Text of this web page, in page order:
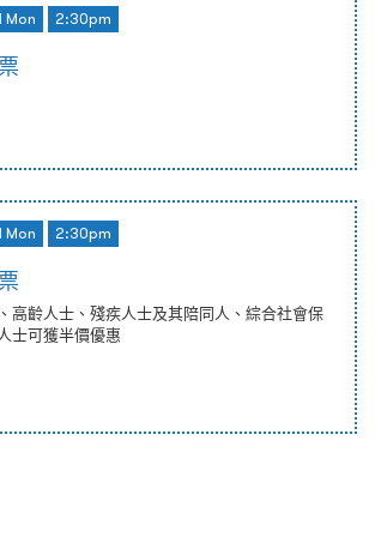
Mon 2:30pm
Mon 2:30pm
高齡人士、殘疾人士及其陪同人、綜合社會保
士可獲半價優惠